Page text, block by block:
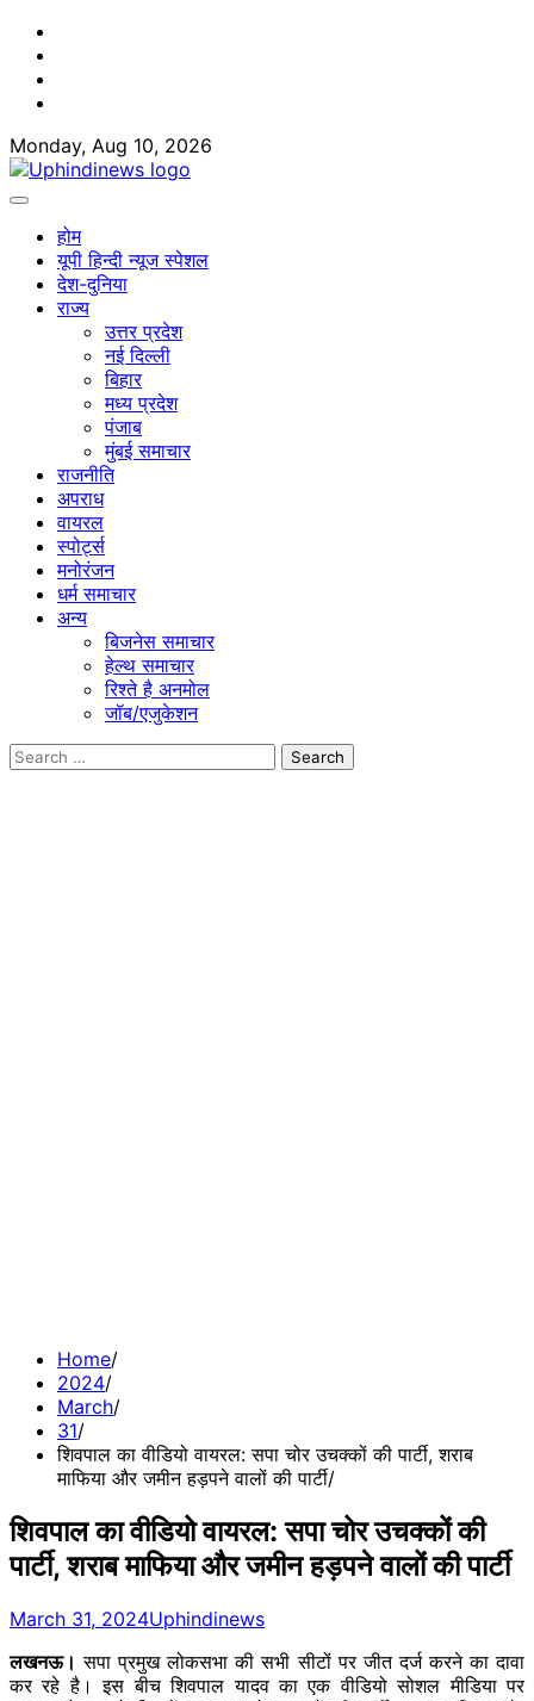
Skip
content
Monday, Aug 10, 2026
होम
यूपी हिन्दी न्यूज स्पेशल
देश-दुनिया
राज्य
उत्तर प्रदेश
नई दिल्ली
बिहार
मध्य प्रदेश
पंजाब
मुंबई समाचार
राजनीति
अपराध
वायरल
स्पोर्ट्स
मनोरंजन
धर्म समाचार
अन्य
बिजनेस समाचार
हेल्थ समाचार
रिश्ते है अनमोल
जॉब/एजुकेशन
Search
Home
2024
March
31
शिवपाल का वीडियो वायरल: सपा चोर उचक्कों की पार्टी, शराब
माफिया और जमीन हड़पने वालों की पार्टी
शिवपाल का वीडियो वायरल: सपा चोर उचक्कों की
पार्टी, शराब माफिया और जमीन हड़पने वालों की पार्टी
March 31, 2024Uphindinews
लखनऊ। सपा प्रमुख लोकसभा की सभी सीटों पर जीत दर्ज करने का दावा
कर रहे है। इस बीच शिवपाल यादव का एक वीडियो सोशल मीडिया पर